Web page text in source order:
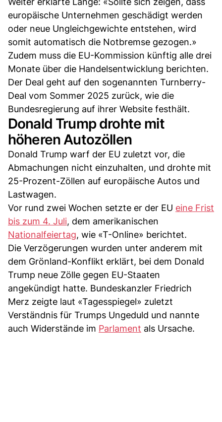
europäische Unternehmen geschädigt werden
oder neue Ungleichgewichte entstehen, wird
somit automatisch die Notbremse gezogen.»
Zudem muss die EU-Kommission künftig alle drei
Monate über die Handelsentwicklung berichten.
Der Deal geht auf den sogenannten Turnberry-
Deal vom Sommer 2025 zurück, wie die
Bundesregierung auf ihrer Website festhält.
Donald Trump drohte mit
höheren Autozöllen
Donald Trump warf der EU zuletzt vor, die
Abmachungen nicht einzuhalten, und drohte mit
25-Prozent-Zöllen auf europäische Autos und
Lastwagen.
Vor rund zwei Wochen setzte er der EU eine Frist
bis zum 4. Juli, dem amerikanischen
Nationalfeiertag, wie «T-Online» berichtet.
Die Verzögerungen wurden unter anderem mit
dem Grönland-Konflikt erklärt, bei dem Donald
Trump neue Zölle gegen EU-Staaten
angekündigt hatte. Bundeskanzler Friedrich
Merz zeigte laut «Tagesspiegel» zuletzt
Verständnis für Trumps Ungeduld und nannte
auch Widerstände im Parlament als Ursache.